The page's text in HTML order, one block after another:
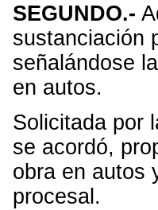
SEGUNDO.-
sustanciación
señalándose
en autos.
Solicitada por
se acordó,
obra en autos
procesal.